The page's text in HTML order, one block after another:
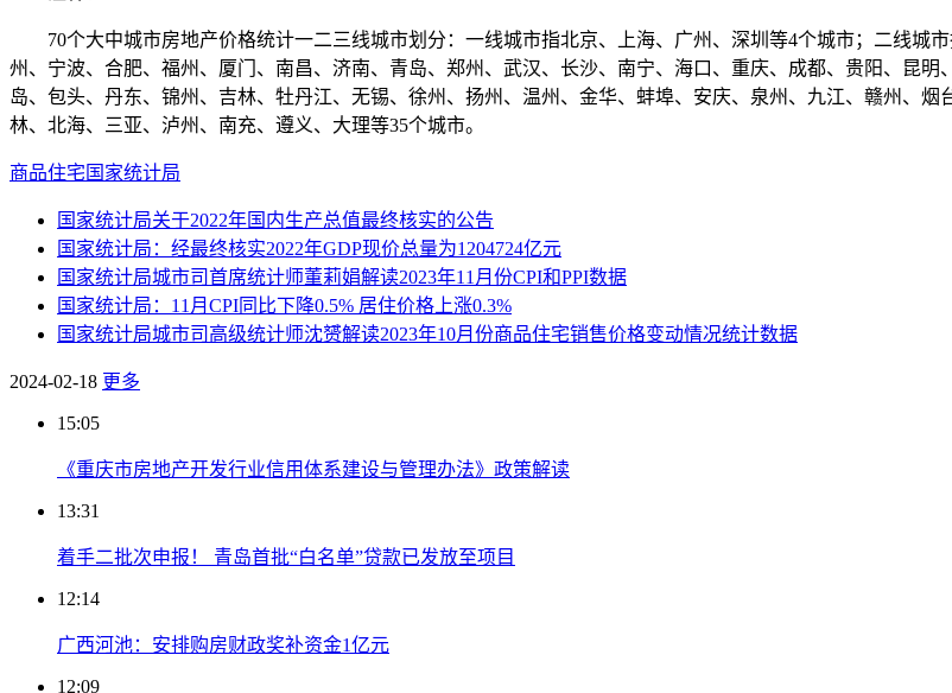
70个大中城市房地产价格统计一二三线城市划分：一线城市指北京、上海、广州、深圳等4个城市；二线城
州、宁波、合肥、福州、厦门、南昌、济南、青岛、郑州、武汉、长沙、南宁、海口、重庆、成都、贵阳、昆
岛、包头、丹东、锦州、吉林、牡丹江、无锡、徐州、扬州、温州、金华、蚌埠、安庆、泉州、九江、赣州、
林、北海、三亚、泸州、南充、遵义、大理等35个城市。
商品住宅 国家统计局
国家统计局关于2022年国内生产总值最终核实的公告
国家统计局：经最终核实2022年GDP现价总量为1204724亿元
国家统计局城市司首席统计师董莉娟解读2023年11月份CPI和PPI数据
国家统计局：11月CPI同比下降0.5% 居住价格上涨0.3%
国家统计局城市司高级统计师沈赟解读2023年10月份商品住宅销售价格变动情况统计数据
2024-02-18 更多
15:05
《重庆市房地产开发行业信用体系建设与管理办法》政策解读
13:31
着手二批次申报！ 青岛首批“白名单”贷款已发放至项目
12:14
广西河池：安排购房财政奖补资金1亿元
12:09